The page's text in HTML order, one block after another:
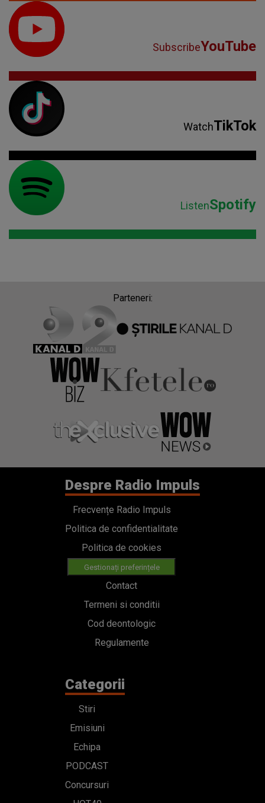
SubscribeYouTube
WatchTikTok
ListenSpotify
Parteneri:
Despre Radio Impuls
Frecvențe Radio Impuls
Politica de confidentialitate
Politica de cookies
Gestionați preferințele
Contact
Termeni si conditii
Cod deontologic
Regulamente
Categorii
Stiri
Emisiuni
Echipa
PODCAST
Concursuri